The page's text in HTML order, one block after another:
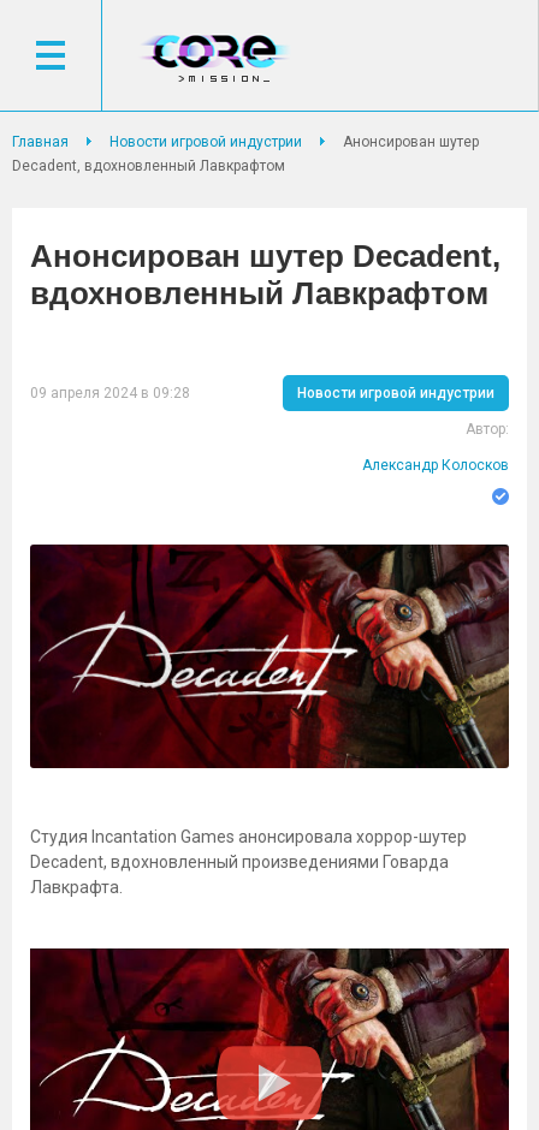
Главная Новости игровой индустрии
Анонсирован шутер
Decadent, вдохновленный Лавкрафтом
Анонсирован шутер Decadent,
вдохновленный Лавкрафтом
09 апреля 2024 в 09:28 Новости игровой индустрии
Автор:
Александр Колосков
Студия Incantation Games анонсировала хоррор-шутер
Decadent, вдохновленный произведениями Говарда
Лавкрафта.